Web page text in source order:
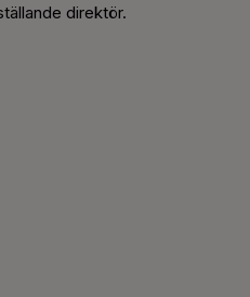
direktör.